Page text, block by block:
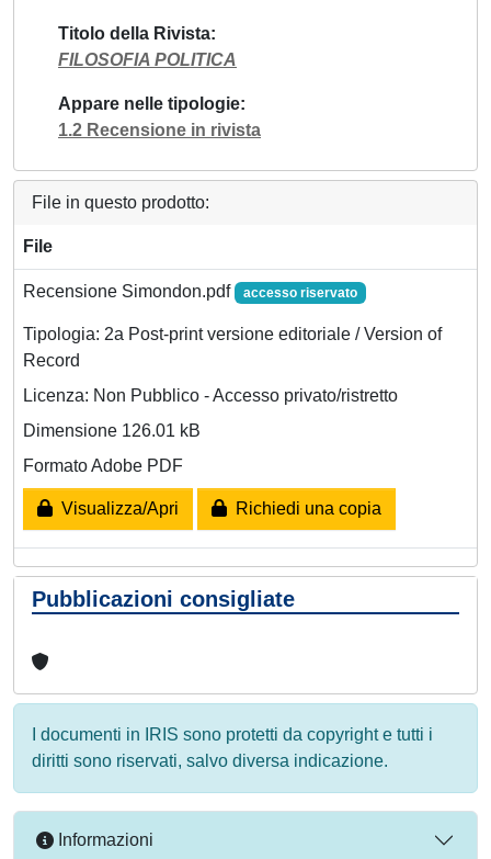
Titolo della Rivista
FILOSOFIA POLITICA
Appare nelle tipologie
1.2 Recensione in rivista
File in questo prodotto:
File
Recensione Simondon.pdf accesso riservato
Tipologia: 2a Post-print versione editoriale / Version of
Record
Licenza: Non Pubblico - Accesso privato/ristretto
Dimensione 126.01 kB
Formato Adobe PDF
Visualizza/Apri Richiedi una copia
Pubblicazioni consigliate
I documenti in IRIS sono protetti da copyright e tutti i
diritti sono riservati, salvo diversa indicazione.
Informazioni